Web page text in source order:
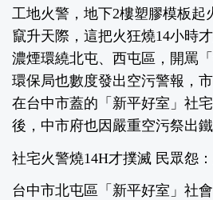
工地火警，地下2樓塑膠模板起
竄升天際，這把火狂燒14小時
濃煙環繞北屯、西屯區，開罵
環保局也數度發出空污警報，
在台中市蓋的「新平好室」社
後，中市府也因嚴重空污祭出鐵
社宅火警燒14H才撲滅 民眾怨
台中市北屯區「新平好室」社